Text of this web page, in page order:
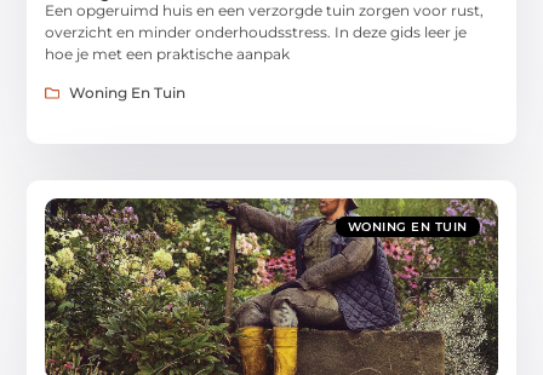
Een opgeruimd huis en een verzorgde tuin zorgen voor rust,
overzicht en minder onderhoudsstress. In deze gids leer je
hoe je met een praktische aanpak
Woning En Tuin
WONING EN TUIN